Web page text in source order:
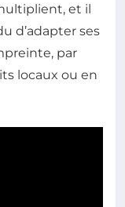
et il
d’adapter ses
par
locaux ou en